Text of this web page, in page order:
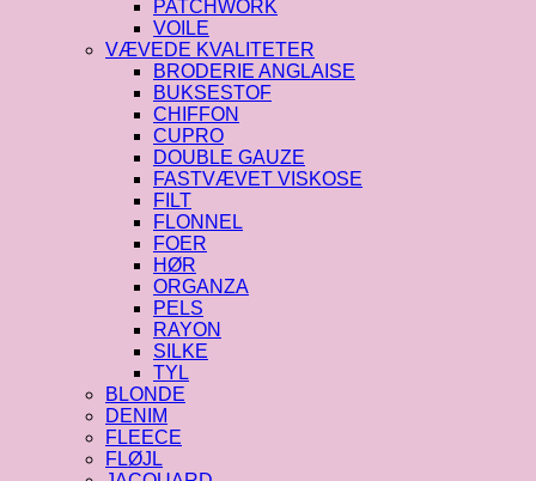
PATCHWORK
VOILE
VÆVEDE KVALITETER
BRODERIE ANGLAISE
BUKSESTOF
CHIFFON
CUPRO
DOUBLE GAUZE
FASTVÆVET VISKOSE
FILT
FLONNEL
FOER
HØR
ORGANZA
PELS
RAYON
SILKE
TYL
BLONDE
DENIM
FLEECE
FLØJL